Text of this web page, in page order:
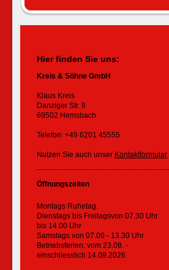
Hier finden Sie uns:
Kreis & Söhne GmbH
Klaus Kreis
Danziger Str. 8
69502 Hemsbach
Telefon: +49 6201 45555
Nutzen Sie auch unser Kontaktformular.
Öffnungszeiten
Montags Ruhetag.
Dienstags bis Freitagsvon 07.30 Uhr
bis 14.00 Uhr
Samstags von 07.00 - 13.30 Uhr
Betriebsferien: vom 23.08. -
einschliesslich 14.09.2026